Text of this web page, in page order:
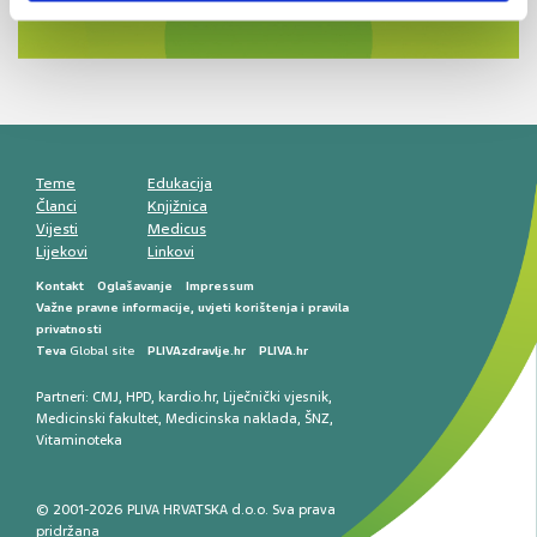
razlike i nove terapije
smetnji do rane onkološke dijagnostike
Antikoagulansi u ljekarničkoj praksi –
Teme
Članci
Vijesti
Lijekovi
Edukacija
Knjižnica
Medicus
Linkovi
Kontakt Oglašavanje
Impressum
Važne pravne informacije, uvjeti korištenja i pravila
privatnosti
Teva Global site PLIVAzdravlje.hr PLIVA.hr
Partneri: CMJ, HPD, kardio.hr, Liječnički vjesnik,
Medicinski fakultet, Medicinska naklada, ŠNZ,
Vitaminoteka
© 2001-2026 PLIVA HRVATSKA d.o.o. Sva prava
pridržana